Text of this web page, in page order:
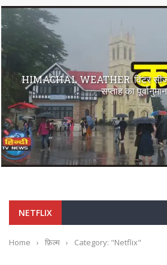
HIMACHAL WEATHER: विंटर
सप्ताह का पूर्वानुमान
NETFLIX
Home › फ़िल्म › Category: "Netflix"